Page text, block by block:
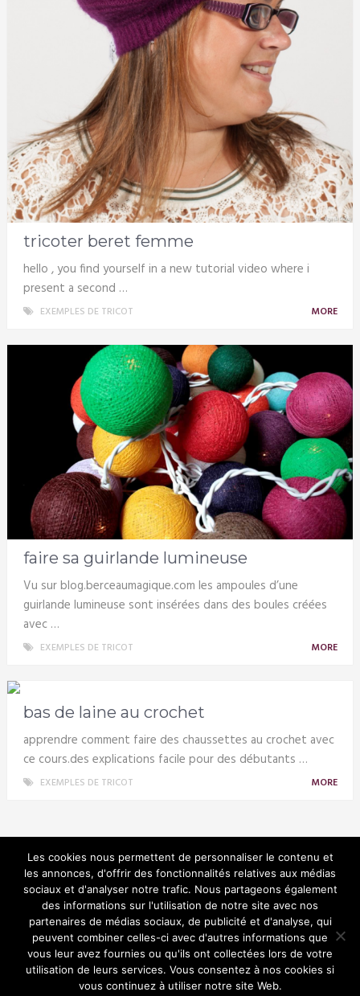
tricoter beret femme
hello , you find yourself in a new tutorial video where i
present a second …
EXEMPLES DE TRICOT MORE
faire sa guirlande lumineuse
Vu sur blog.berceaumagique.com les ampoules d’une
guirlande lumineuse sont insérées dans des boules créées
avec …
EXEMPLES DE TRICOT MORE
bas de laine au crochet
apprendre comment faire des chaussettes au crochet avec
ce cours.des explications facile pour des débutants …
EXEMPLES DE TRICOT MORE
Tricotin
© Copyright 2026.
Les cookies nous permettent de personnaliser le contenu et
les annonces, d'offrir des fonctionnalités relatives aux médias
sociaux et d'analyser notre trafic. Nous partageons également
des informations sur l'utilisation de notre site avec nos
partenaires de médias sociaux, de publicité et d'analyse, qui
peuvent combiner celles-ci avec d'autres informations que
vous leur avez fournies ou qu'ils ont collectées lors de votre
utilisation de leurs services. Vous consentez à nos cookies si
vous continuez à utiliser notre site Web.